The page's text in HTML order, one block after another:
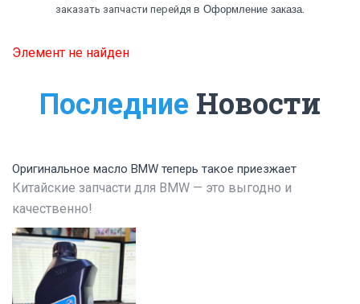
заказать запчасти перейдя в Оформление заказа.
Элемент не найден
Последние Новости
Оригинальное масло BMW теперь такое приезжает
Китайские запчасти для BMW — это выгодно и
качественно!